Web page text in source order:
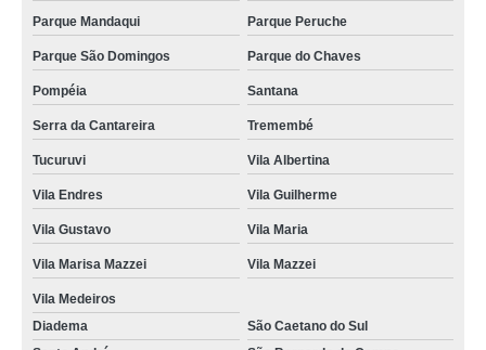
Parque Mandaqui Parque Peruche
Parque São Domingos Parque do Chaves
Pompéia Santana
Serra da Cantareira Tremembé
Tucuruvi Vila Albertina
Vila Endres Vila Guilherme
Vila Gustavo Vila Maria
Vila Marisa Mazzei Vila Mazzei
Vila Medeiros
Diadema
São Caetano do Sul